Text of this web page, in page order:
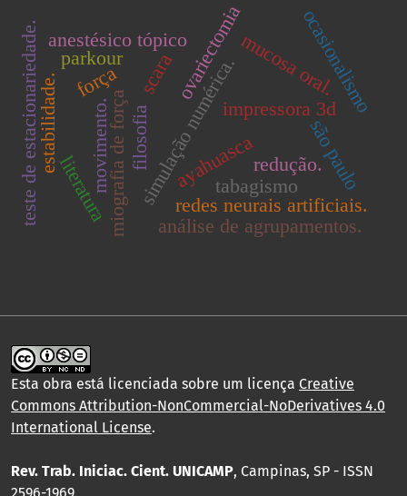
impressora 3d
scara
simulação numérica.
ovariectomia
miografia de força redes neurais artificiais.
ayahuascatabagismo
redução.
ocasionalismo
força
movimento.
anestésico tópico mucosa oral.
parkour
teste de estacionariedade. análise de agrupamentos.
literatura
filosofia
estabilidade. são paulo
Esta obra está licenciada sobre um licença Creative
Commons Attribution-NonCommercial-NoDerivatives 4.0
International License.
Rev. Trab. Iniciac. Cient. UNICAMP, Campinas, SP - ISSN